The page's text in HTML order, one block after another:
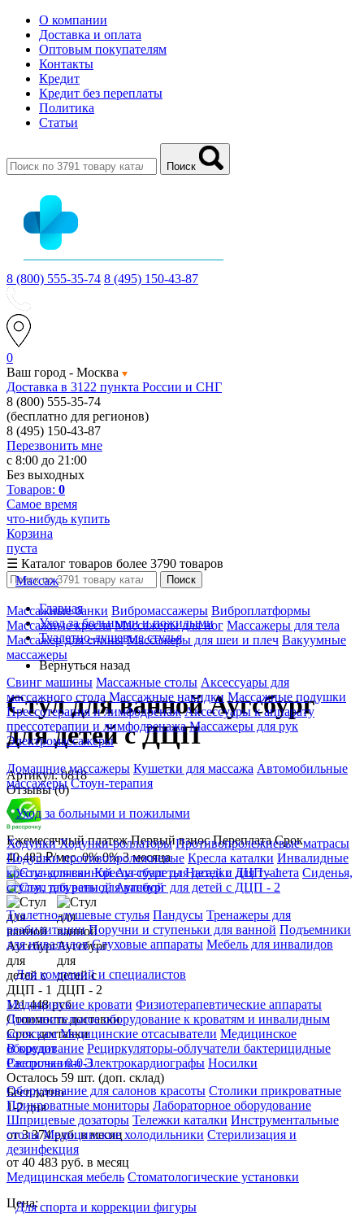
О компании
Доставка и оплата
Оптовым покупателям
Контакты
Кредит
Кредит без переплаты
Политика
Статьи
Поиск
8 (800) 555-35-74 8 (495) 150-43-87
0
Ваш город - Москва
Доставка в 3122 пункта России и СНГ
8 (800) 555-35-74
(бесплатно для регионов)
8 (495) 150-43-87
Перезвонить мне
с 8:00 до 21:00
Без выходных
Товаров: 0
Самое время
что-нибудь купить
Корзина
пуста
☰ Каталог товаров более 3790 товаров
Массаж
Массажные банки Вибромассажеры Виброплатформы
Массажные кресла Массажеры для ног Массажеры для тела
Массажер для спины Массажеры для шеи и плеч Вакуумные
массажеры
Свинг машины Массажные столы Аксессуары для
массажного стола Массажные накидки Массажные подушки
Прессотерапия и лимфодренаж Аксессуары к аппарату
прессотерапии и лимфодренажа Массажеры для рук
Электромассажеры
Домашние массажеры Кушетки для массажа Автомобильные
массажеры Стоун-терапия
Уход за больными и пожилыми
ХодункиХодунки-роллаторы Противопролежневые матрасы
Подушки противопролежневые Кресла каталки Инвалидные
кресла-коляски Кресла-туалеты Насадки для туалета Сиденья,
стулья, табуреты для ванной
Туалетно-душевые стулья Пандусы Тренажеры для
реабилитации Поручни и ступеньки для ванной Подъемники
для инвалидов Слуховые аппараты Мебель для инвалидов
Для компаний и специалистов
Медицинские кровати Физиотерапевтические аппараты
Дополнительное оборудование к кроватям и инвалидным
коляскам Медицинские отсасыватели Медицинское
оборудование Рециркуляторы-облучатели бактерицидные
Светильники Электрокардиографы Носилки
Оборудование для салонов красоты Столики прикроватные
Прикроватные мониторы Лабораторное оборудование
Шприцевые дозаторы Тележки каталки Инструментальные
столы Медицинские холодильники Стерилизация и
дезинфекция
Медицинская мебель Стоматологические установки
Для спорта и коррекции фигуры
Поиск
Главная
Уход за больными и пожилыми
Туалетно-душевые стулья
Вернуться назад
Стул для ванной Аугсбург
для детей с ДЦП
Артикул: 0818
Отзывы (0)
Ежемесячный платеж Первый взнос Переплата Срок
40 483 ₽/мес. 0% 0% 3 месяца
121 448 руб
Стоимость доставки
Срок доставки
В кредит
Рассрочка 0-0-3
Осталось 59 шт. (доп. склад)
Бесплатно
1-2 дня
от 3 374 руб. в месяц
от 40 483 руб. в месяц
Цена: